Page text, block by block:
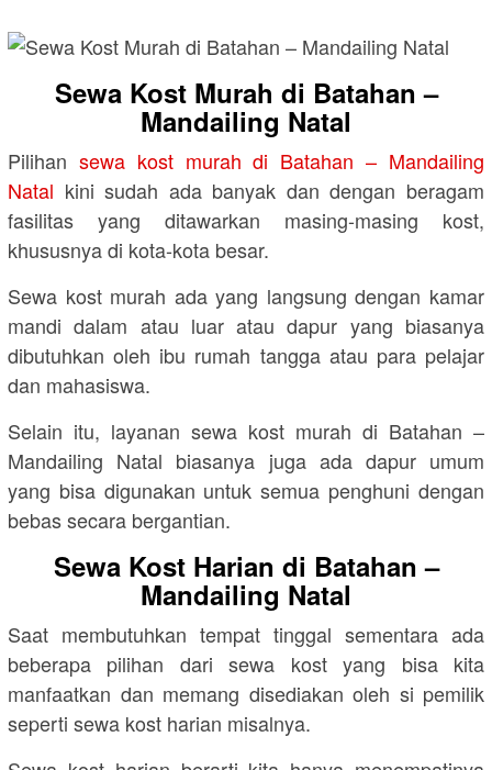
Sewa Kost Murah di Batahan –
Mandailing Natal
Pilihan sewa kost murah di Batahan – Mandailing
Natal kini sudah ada banyak dan dengan beragam
fasilitas yang ditawarkan masing-masing kost,
khususnya di kota-kota besar.
Sewa kost murah ada yang langsung dengan kamar
mandi dalam atau luar atau dapur yang biasanya
dibutuhkan oleh ibu rumah tangga atau para pelajar
dan mahasiswa.
Selain itu, layanan sewa kost murah di Batahan –
Mandailing Natal biasanya juga ada dapur umum
yang bisa digunakan untuk semua penghuni dengan
bebas secara bergantian.
Sewa Kost Harian di Batahan –
Mandailing Natal
Saat membutuhkan tempat tinggal sementara ada
beberapa pilihan dari sewa kost yang bisa kita
manfaatkan dan memang disediakan oleh si pemilik
seperti sewa kost harian misalnya.